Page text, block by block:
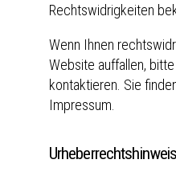
Rechtswidrigkeiten
Wenn Ihnen
Website auffallen,
kontaktieren. Sie
Impressum.
Urheberrechtshinweis